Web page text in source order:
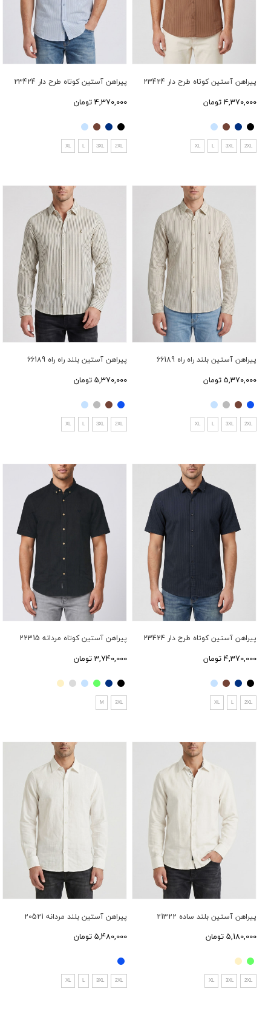
پیراهن آستین کوتاه طرح دار 23424
4,370,000 تومان
2XL
3XL
L
XL
پیراهن آستین کوتاه طرح دار 23424
4,370,000 تومان
2XL
3XL
L
XL
پیراهن آستین بلند راه راه 66189
5,370,000 تومان
2XL
3XL
L
XL
پیراهن آستین بلند راه راه 66189
5,370,000 تومان
2XL
3XL
L
XL
پیراهن آستین کوتاه طرح دار 23424
4,370,000 تومان
2XL
L
XL
پیراهن آستین کوتاه مردانه 22315
3,740,000 تومان
3XL
M
پیراهن آستین بلند ساده 21322
5,180,000 تومان
2XL
3XL
XL
پیراهن آستین بلند مردانه 20521
5,480,000 تومان
2XL
3XL
L
XL